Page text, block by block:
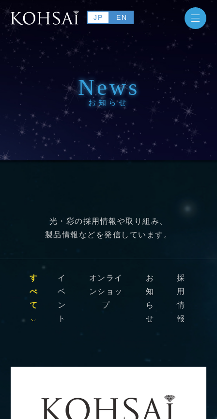
JP EN
News
お知らせ
光・彩の採用情報や取り組み、
製品情報などを発信しています。
す
べ
て
イ
ベ
ン
ト
オンライ
ンショッ
プ
お
知
ら
せ
採
用
情
報